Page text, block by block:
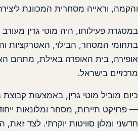
והקמה, וראייה מסחרית המכוונת
במסגרת פעילותו, היה מוטי גרין
בתחומי המסחר, הבילוי, האטרקציות
אופירה, בית האופרה באילת, מתחם
מרכזיים בישראל.
— פרויקט תיירות, מסחר ומלונאות
חדשני ומלון סוויטות יוקרתי. לצד